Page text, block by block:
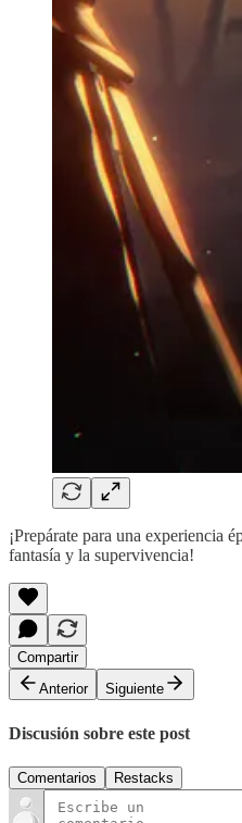
¡Prepárate para una experiencia
fantasía y la supervivencia!
Compartir
Anterior
Siguiente
Discusión sobre este post
Comentarios Restacks